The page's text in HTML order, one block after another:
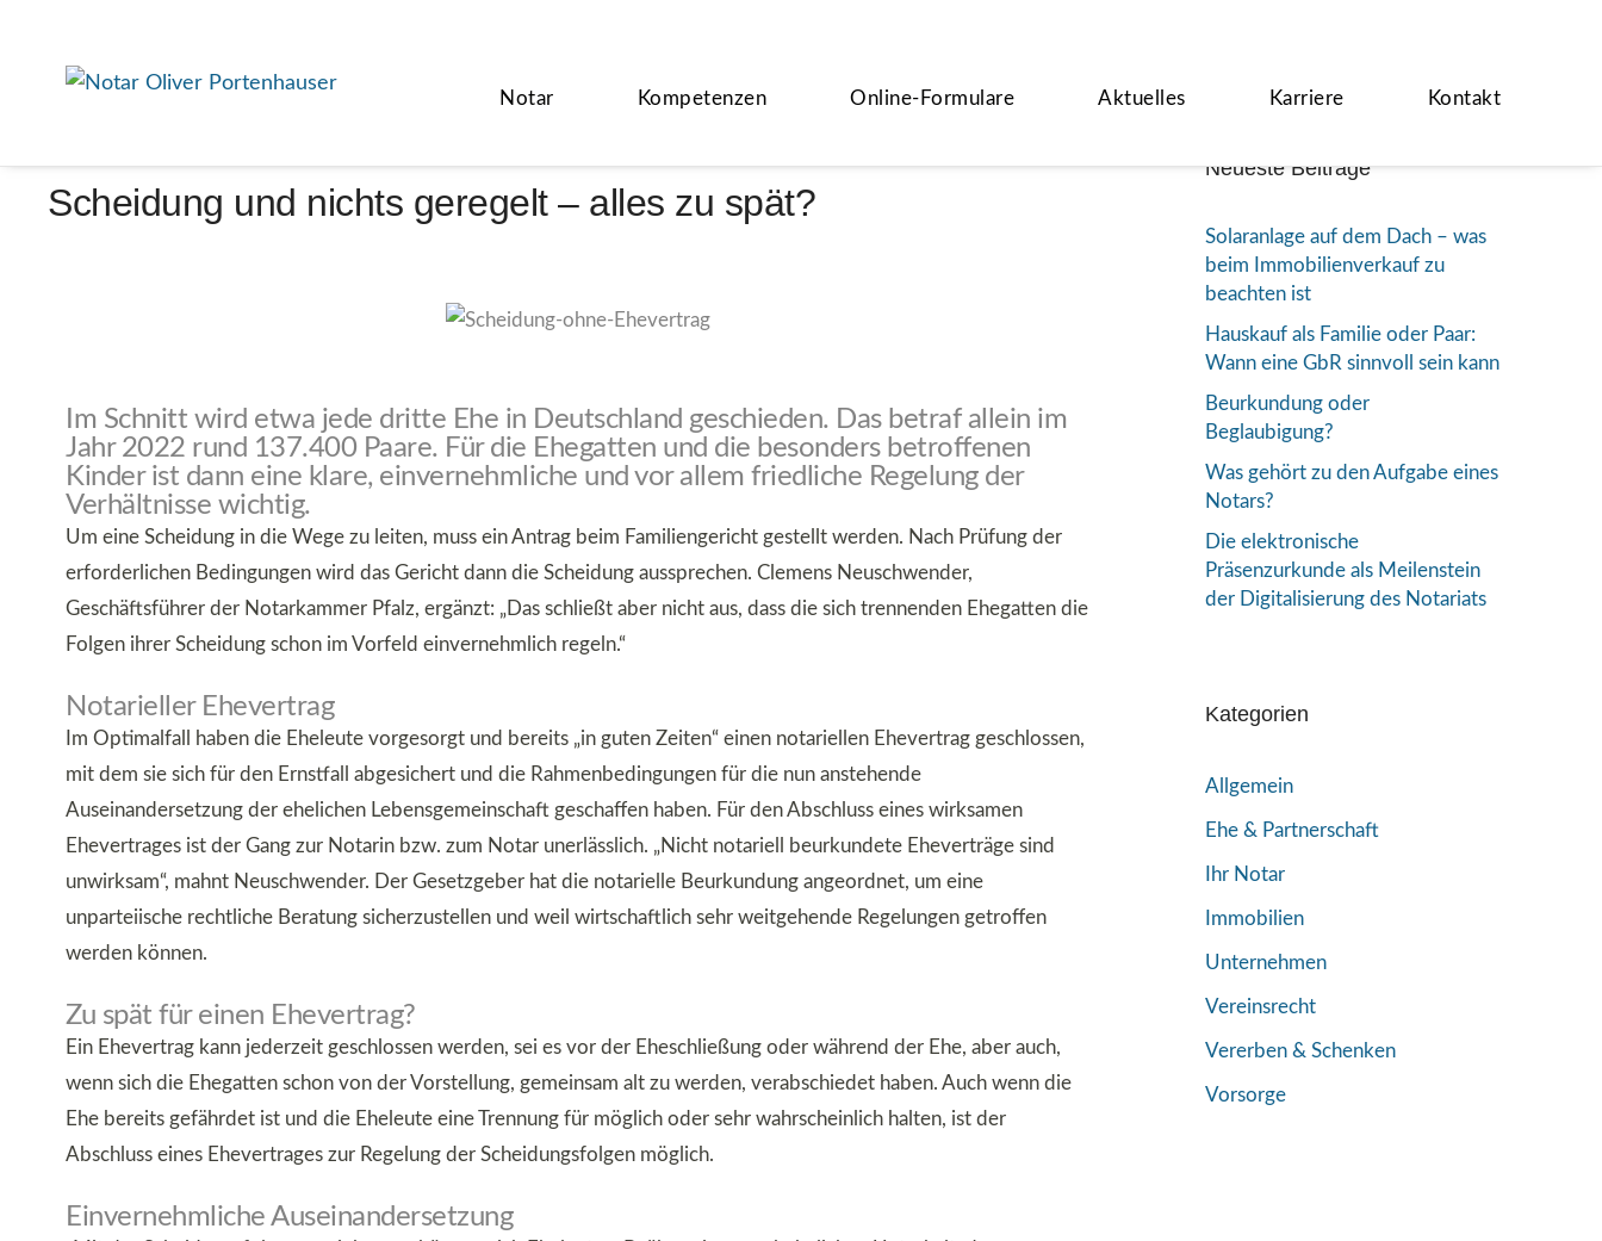
Notar Kompetenzen Online-Formulare Aktuelles Karriere
Kontakt
Scheidung und nichts geregelt – alles zu spät?
Im Schnitt wird etwa jede dritte Ehe in Deutschland geschieden. Das betraf allein im
Jahr 2022 rund 137.400 Paare. Für die Ehegatten und die besonders betroffenen
Kinder ist dann eine klare, einvernehmliche und vor allem friedliche Regelung der
Verhältnisse wichtig.
Um eine Scheidung in die Wege zu leiten, muss ein Antrag beim Familiengericht gestellt werden. Nach Prüfung der
erforderlichen Bedingungen wird das Gericht dann die Scheidung aussprechen. Clemens Neuschwender,
Geschäftsführer der Notarkammer Pfalz, ergänzt: „Das schließt aber nicht aus, dass die sich trennenden Ehegatten die
Folgen ihrer Scheidung schon im Vorfeld einvernehmlich regeln.“
Notarieller Ehevertrag
Im Optimalfall haben die Eheleute vorgesorgt und bereits „in guten Zeiten“ einen notariellen Ehevertrag geschlossen,
mit dem sie sich für den Ernstfall abgesichert und die Rahmenbedingungen für die nun anstehende
Auseinandersetzung der ehelichen Lebensgemeinschaft geschaffen haben. Für den Abschluss eines wirksamen
Ehevertrages ist der Gang zur Notarin bzw. zum Notar unerlässlich. „Nicht notariell beurkundete Eheverträge sind
unwirksam“, mahnt Neuschwender. Der Gesetzgeber hat die notarielle Beurkundung angeordnet, um eine
unparteiische rechtliche Beratung sicherzustellen und weil wirtschaftlich sehr weitgehende Regelungen getroffen
werden können.
Zu spät für einen Ehevertrag?
Ein Ehevertrag kann jederzeit geschlossen werden, sei es vor der Eheschließung oder während der Ehe, aber auch,
wenn sich die Ehegatten schon von der Vorstellung, gemeinsam alt zu werden, verabschiedet haben. Auch wenn die
Ehe bereits gefährdet ist und die Eheleute eine Trennung für möglich oder sehr wahrscheinlich halten, ist der
Abschluss eines Ehevertrages zur Regelung der Scheidungsfolgen möglich.
Einvernehmliche Auseinandersetzung
Neueste Beiträge
Solaranlage auf dem Dach – was
beim Immobilienverkauf zu
beachten ist
Hauskauf als Familie oder Paar:
Wann eine GbR sinnvoll sein kann
Beurkundung oder
Beglaubigung?
Was gehört zu den Aufgabe eines
Notars?
Die elektronische
Präsenzurkunde als Meilenstein
der Digitalisierung des Notariats
Kategorien
Allgemein
Ehe & Partnerschaft
Ihr Notar
Immobilien
Unternehmen
Vereinsrecht
Vererben & Schenken
Vorsorge